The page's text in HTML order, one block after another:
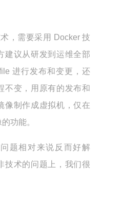
，需要采用 Docker 技
建议从研发到运维全部
进行发布和变更，还
不变，用原有的发布和
像制作成虚拟机，仅在
功能。
题相对来说反而好解
技术的问题上，我们很